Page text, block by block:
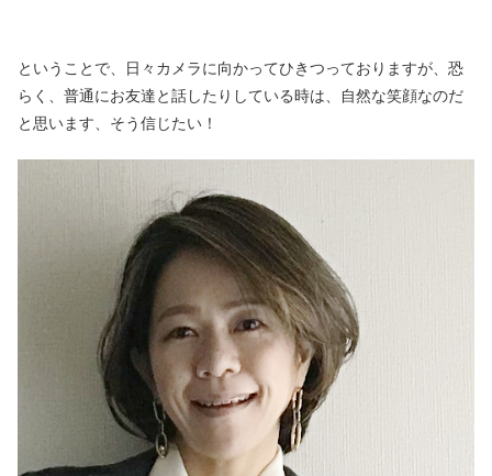
ということで、日々カメラに向かってひきつっておりますが、恐
らく、普通にお友達と話したりしている時は、自然な笑顔なのだ
と思います、そう信じたい！